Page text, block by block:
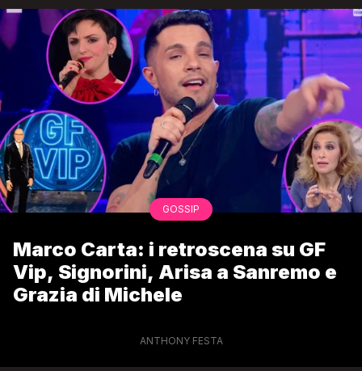
GOSSIP
Marco Carta: i retroscena su GF
Vip, Signorini, Arisa a Sanremo e
Grazia di Michele
ANTHONY FESTA